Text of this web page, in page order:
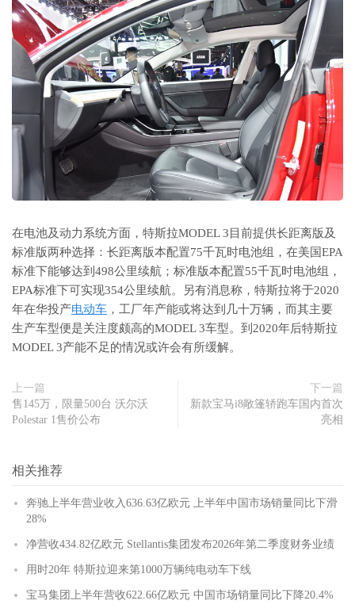
在电池及动力系统方面，特斯拉MODEL 3目前提供长距离版及
标准版两种选择：长距离版本配置75千瓦时电池组，在美国EPA
标准下能够达到498公里续航；标准版本配置55千瓦时电池组，
EPA标准下可实现354公里续航。另有消息称，特斯拉将于2020
年在华投产电动车 ，工厂年产能或将达到几十万辆，而其主要
生产车型便是关注度颇高的MODEL 3车型。到2020年后特斯拉
MODEL 3产能不足的情况或许会有所缓解。
上一篇
售145万，限量500台 沃尔沃
Polestar 1售价公布
下一篇
新款宝马i8敞篷轿跑车国内首次
亮相
相关推荐
奔驰上半年营业收入636.63亿欧元 上半年中国市场销量同比下滑
28%
净营收434.82亿欧元 Stellantis集团发布2026年第二季度财务业绩
用时20年 特斯拉迎来第1000万辆纯电动车下线
宝马集团上半年营收622.66亿欧元 中国市场销量同比下降20.4%